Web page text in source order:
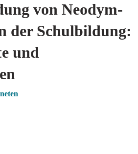
von Neodym-
der Schulbildung:
und